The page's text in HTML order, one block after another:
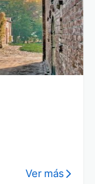
Ver más